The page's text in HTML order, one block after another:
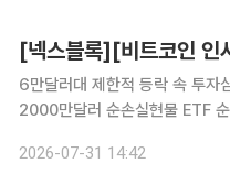
6만달러대 제한적 등락 속 투자
2000만달러 순손실현물 ETF 순유입 이
둔화했고, 이 여파는 주요 가상
2026-07-31 14:42